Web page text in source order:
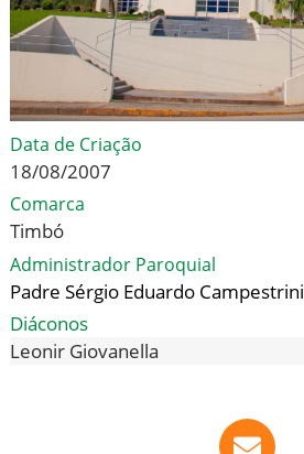
Data de Criação
18/08/2007
Comarca
Timbó
Administrador Paroquial
Padre Sérgio Eduardo Campestrini
Diáconos
Leonir Giovanella